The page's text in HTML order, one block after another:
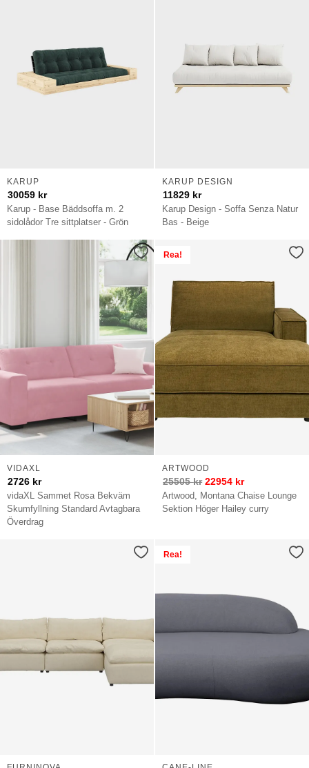
Karup - Base Bäddsoffa m. 2
sidolådor Tre sittplatser - Grön
KARUP
30059 kr
Karup Design - Soffa Senza Natur
Bas - Beige
KARUP DESIGN
11829 kr
vidaXL Sammet Rosa Bekväm
Skumfyllning Standard Avtagbara
Överdrag
VIDAXL
2726 kr
Rea!
Artwood, Montana Chaise Lounge
Sektion Höger Hailey curry
ARTWOOD
25505kr 22954 kr
Rea!